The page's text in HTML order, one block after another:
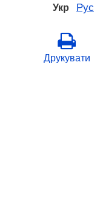
Укр Рус
Друкувати